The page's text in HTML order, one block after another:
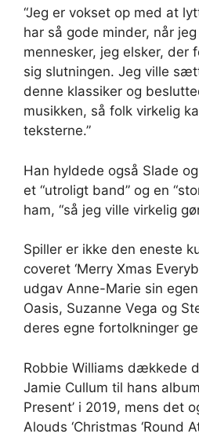
“Jeg er vokset op med at
har så gode minder, når
mennesker, jeg elsker, der
sig slutningen. Jeg ville
denne klassiker og
musikken, så folk virkelig
teksterne.”
Han hyldede også Slade
et “utroligt band” og en
ham, “så jeg ville virkelig
Spiller er ikke den eneste
coveret ‘Merry Xmas
udgav Anne-Marie sin
Oasis, Suzanne Vega og
deres egne fortolkninger
Robbie Williams dækkede
Jamie Cullum til hans
Present’ i 2019, mens det
Alouds ‘Christmas ‘Round